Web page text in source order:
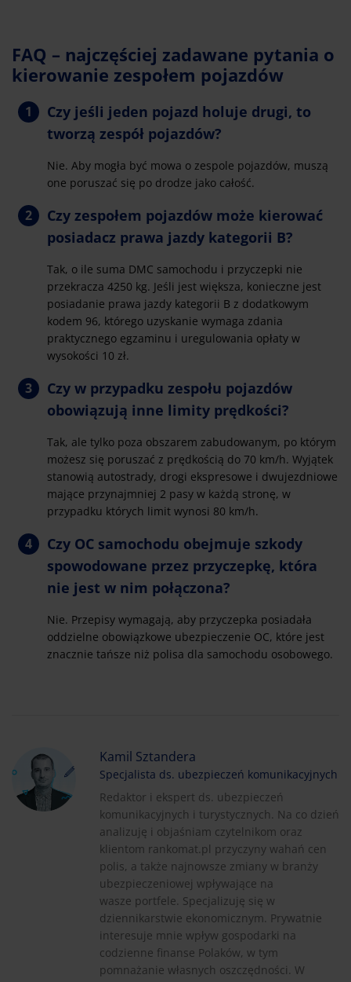
FAQ – najczęściej zadawane pytania o
kierowanie zespołem pojazdów
Czy jeśli jeden pojazd holuje drugi, to
tworzą zespół pojazdów?
Nie. Aby mogła być mowa o zespole pojazdów, muszą
one poruszać się po drodze jako całość.
Czy zespołem pojazdów może kierować
posiadacz prawa jazdy kategorii B?
Tak, o ile suma DMC samochodu i przyczepki nie
przekracza 4250 kg. Jeśli jest większa, konieczne jest
posiadanie prawa jazdy kategorii B z dodatkowym
kodem 96, którego uzyskanie wymaga zdania
praktycznego egzaminu i uregulowania opłaty w
wysokości 10 zł.
Czy w przypadku zespołu pojazdów
obowiązują inne limity prędkości?
Tak, ale tylko poza obszarem zabudowanym, po którym
możesz się poruszać z prędkością do 70 km/h. Wyjątek
stanowią autostrady, drogi ekspresowe i dwujezdniowe
mające przynajmniej 2 pasy w każdą stronę, w
przypadku których limit wynosi 80 km/h.
Czy OC samochodu obejmuje szkody
spowodowane przez przyczepkę, która
nie jest w nim połączona?
Nie. Przepisy wymagają, aby przyczepka posiadała
oddzielne obowiązkowe ubezpieczenie OC, które jest
znacznie tańsze niż polisa dla samochodu osobowego.
Kamil Sztandera
Specjalista ds. ubezpieczeń komunikacyjnych
Redaktor i ekspert ds. ubezpieczeń
komunikacyjnych i turystycznych. Na co dzień
analizuję i objaśniam czytelnikom oraz
klientom rankomat.pl przyczyny wahań cen
polis, a także najnowsze zmiany w branży
ubezpieczeniowej wpływające na
wasze portfele. Specjalizuję się w
dziennikarstwie ekonomicznym. Prywatnie
interesuje mnie wpływ gospodarki na
codzienne finanse Polaków, w tym
pomnażanie własnych oszczędności. W